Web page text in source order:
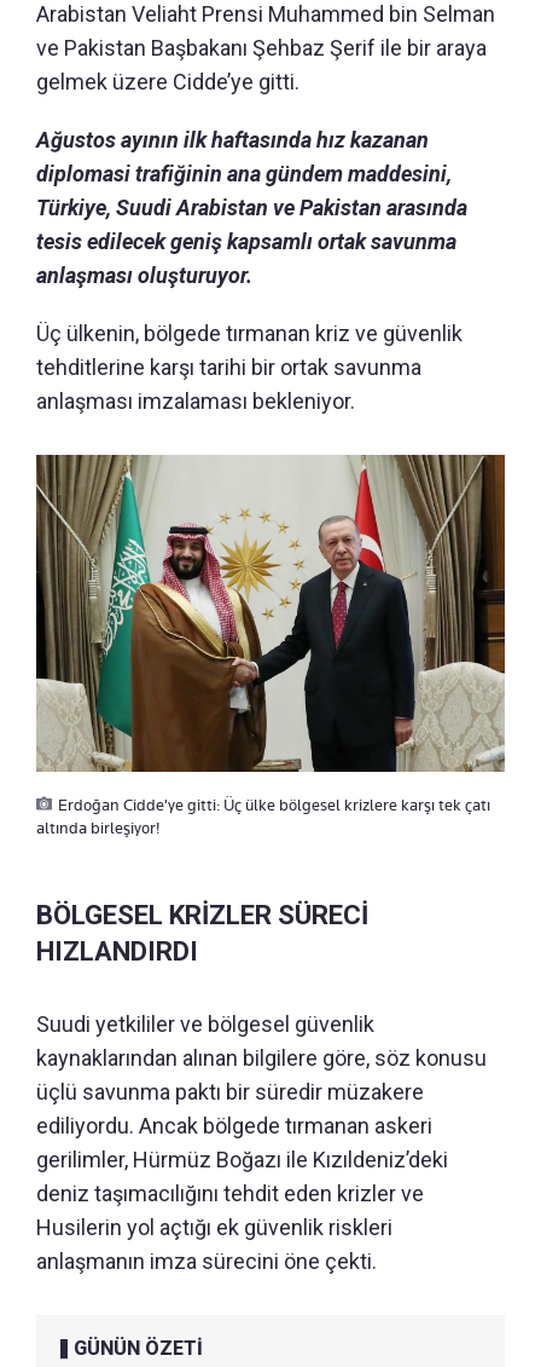
Arabistan Veliaht Prensi Muhammed bin Selman
ve Pakistan Başbakanı Şehbaz Şerif ile bir araya
gelmek üzere Cidde’ye gitti.
Ağustos ayının ilk haftasında hız kazanan
diplomasi trafiğinin ana gündem maddesini,
Türkiye, Suudi Arabistan ve Pakistan arasında
tesis edilecek geniş kapsamlı ortak savunma
anlaşması oluşturuyor.
Üç ülkenin, bölgede tırmanan kriz ve güvenlik
tehditlerine karşı tarihi bir ortak savunma
anlaşması imzalaması bekleniyor.
Erdoğan Cidde'ye gitti: Üç ülke bölgesel krizlere karşı tek çatı
altında birleşiyor!
BÖLGESEL KRİZLER SÜRECİ
HIZLANDIRDI
Suudi yetkililer ve bölgesel güvenlik
kaynaklarından alınan bilgilere göre, söz konusu
üçlü savunma paktı bir süredir müzakere
ediliyordu. Ancak bölgede tırmanan askeri
gerilimler, Hürmüz Boğazı ile Kızıldeniz’deki
deniz taşımacılığını tehdit eden krizler ve
Husilerin yol açtığı ek güvenlik riskleri
anlaşmanın imza sürecini öne çekti.
GÜNÜN ÖZETİ